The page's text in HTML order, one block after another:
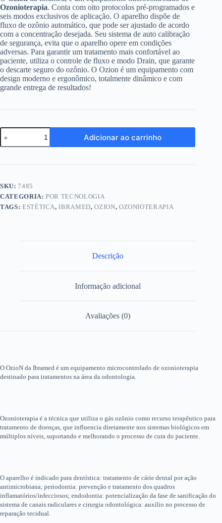
Ozonioterapia. Conta com oito protocolos pré-programados e
seis modos exclusivos de aplicação. O aparelho dispõe de
fluxo de ozônio automático, que pode ser ajustado de acordo
com a concentração desejada. Seu sistema de auto calibração
de segurança, evita que o aparelho opere em condições
adversas. Para garantir um tratamento mais confortável ao
paciente, utiliza o controle de fluxo e modo Drain, que garante
o descarte seguro do ozônio. O Ozion é um equipamento com
design moderno e ergonômico, totalmente dinâmico e com
grande entrega de resultados!
Ozion
Ibramed
-
de
Adicionar ao carrinho
SKU: 7485
CATEGORIA:POR TECNOLOGIA
TAGS: ESTÉTICA,IBRAMED,OZION, OZONIOTERAPIA
Descrição
Informação adicional
Avaliações (0)
O OzioN da Ibramed é um equipamento microcontrolado de ozonioterapia
destinado para tratamentos na área da odontologia.
Ozonioterapia é a técnica que utiliza o gás ozônio como recurso terapêutico para
tratamento de doenças, que influencia diretamente nos sistemas biológicos em
múltiplos níveis, suportando e melhorando o processo de cura do paciente.
O aparelho é indicado para dentística: tratamento de cárie dental por ação
antimicrobiana; periodontia: prevenção e tratamento dos quadros
inflamatórios/infecciosos; endodontia: potencialização da fase de sanificação do
sistema de canais radiculares e cirurgia odontológica: auxílio no processo de
reparação tecidual.